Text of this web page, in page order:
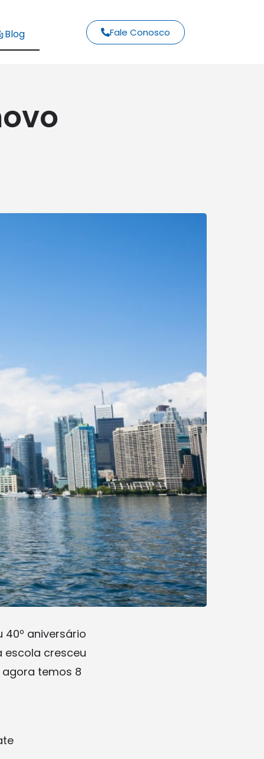
Blog Fale Conosco
40º aniversário
escola cresceu
temos 8